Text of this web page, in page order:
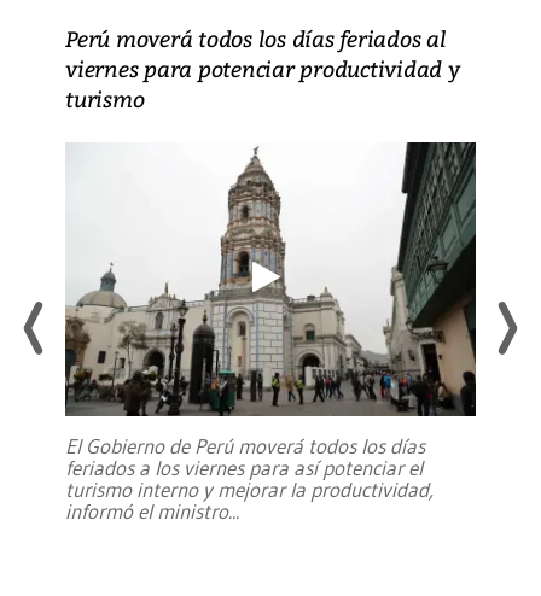
Perú moverá todos los días feriados al
viernes para potenciar productividad y
turismo
El Gobierno de Perú moverá todos los días
feriados a los viernes para así potenciar el
turismo interno y mejorar la productividad,
informó el ministro...